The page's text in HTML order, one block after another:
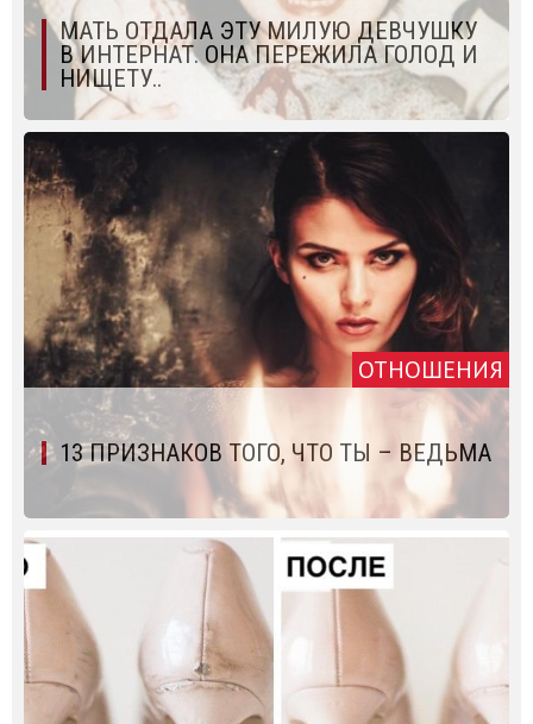
МАТЬ ОТДАЛА ЭТУ МИЛУЮ ДЕВЧУШКУ
В ИНТЕРНАТ. ОНА ПЕРЕЖИЛА ГОЛОД И
НИЩЕТУ..
ОТНОШЕНИЯ
13 ПРИЗНАКОВ ТОГО, ЧТО ТЫ – ВЕДЬМА